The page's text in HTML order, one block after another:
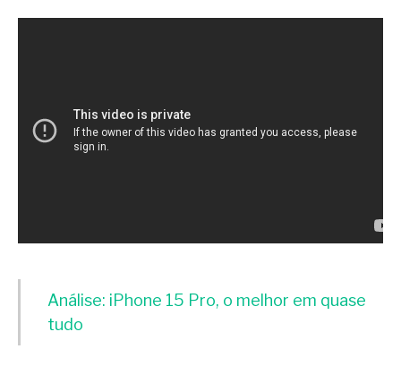
Análise: iPhone 15 Pro, o melhor em quase
tudo